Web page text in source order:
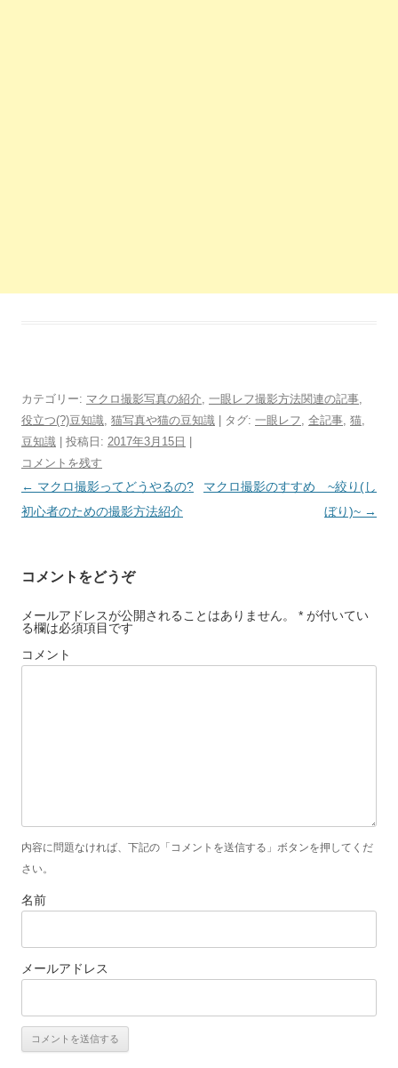
カテゴリー: マクロ撮影写真の紹介, 一眼レフ撮影方法関連の記事,
役立つ(?)豆知識, 猫写真や猫の豆知識 | タグ: 一眼レフ, 全記事, 猫,
豆知識 | 投稿日: 2017年3月15日
コメントを残す
投
稿
ゲ
ー
シ
ョ
← マクロ撮影ってどうやるの?
初心者のための撮影方法紹介
マクロ撮影のすすめ ~絞り(し
ぼり)~ →
コメントをどうぞ
メールアドレスが公開されることはありません。 * が付いてい
る欄は必須項目です
コメント
内容に問題なければ、下記の「コメントを送信する」ボタンを押してくだ
さい。
名前
メールアドレス